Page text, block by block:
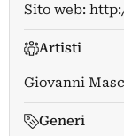
Sito web:
Artisti
Giovanni
Generi